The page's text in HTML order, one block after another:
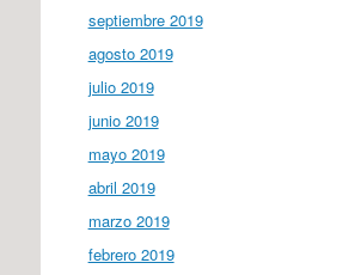
septiembre 2019
agosto 2019
julio 2019
junio 2019
mayo 2019
abril 2019
marzo 2019
febrero 2019